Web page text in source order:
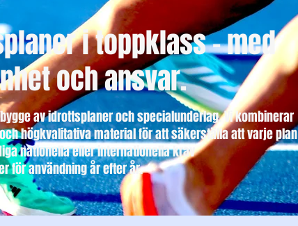
i toppklass – med
och ansvar.
av idrottsplaner och specialunderlag. Vi kombinerar
högkvalitativa material för att säkerställa att varje plan
nationella eller internationella krav
för användning år efter år.